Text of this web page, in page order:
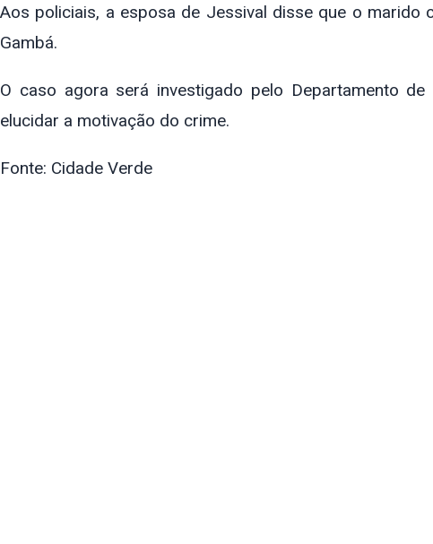
Aos policiais, a esposa de Jessival disse que o marido
Gambá.
O caso agora será investigado pelo Departamento
elucidar a motivação do crime.
Fonte: Cidade Verde